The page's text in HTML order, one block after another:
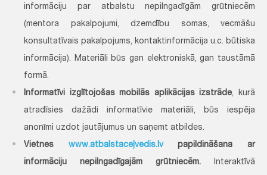
informāciju par atbalstu nepilngadīgām grūtniecēm
(mentora pakalpojumi, dzemdību somas, vecmāšu
konsultatīvais pakalpojums, kontaktinformācija u.c. būtiska
informācija). Materiāli būs gan elektroniskā, gan taustāmā
formā.
Informatīvi izglītojošas mobilās aplikācijas izstrāde, kurā
atradīsies dažādi informatīvie materiāli, būs iespēja
anonīmi uzdot jautājumus un saņemt atbildes.
Vietnes www.atbalstaceļvedis.lvpapildināšana ar
informāciju nepilngadīgajām grūtniecēm. Interaktīvā